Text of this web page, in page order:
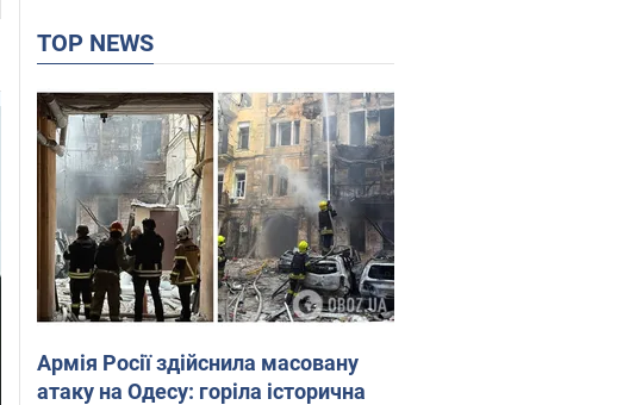
TOP NEWS
Армія Росії здійснила масовану
атаку на Одесу: горіла історична